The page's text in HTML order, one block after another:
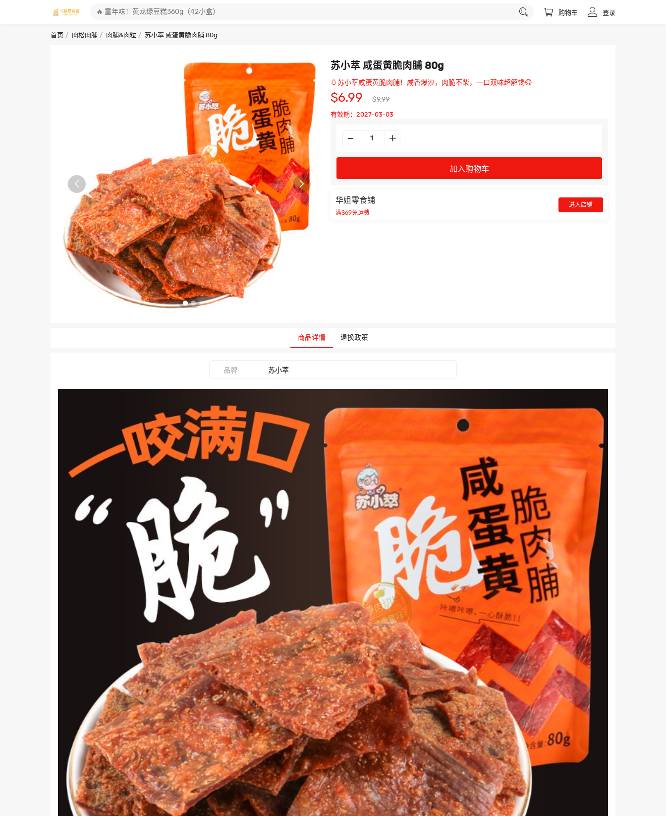
购物车 登录
首页 肉松肉脯 肉脯&肉粒 苏小萃 咸蛋黄脆肉脯 80g
 
苏小萃 咸蛋黄脆肉脯 80g
🥚苏小萃咸蛋黄脆肉脯！咸香爆沙，肉脆不柴，一口双味超解馋😋
$6.99 $9.99
有效期：2027-03-03
加入购物车
华姐零食铺
满$69免运费
进入店铺
商品详情 退换政策
品牌 苏小萃